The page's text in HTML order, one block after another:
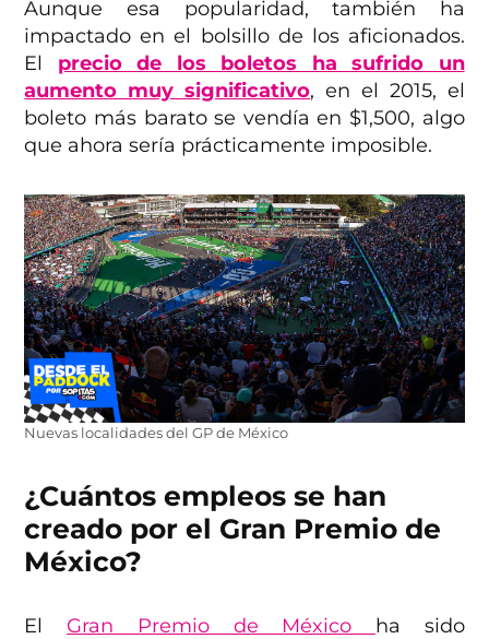
Aunque esa popularidad, también ha
impactado en el bolsillo de los aficionados.
El precio de los boletos ha sufrido un
aumento muy significativo, en el 2015, el
boleto más barato se vendía en $1,500, algo
que ahora sería prácticamente imposible.
Nuevas localidades del GP de México
¿Cuántos empleos se han
creado por el Gran Premio de
México?
El Gran Premio de México ha sido